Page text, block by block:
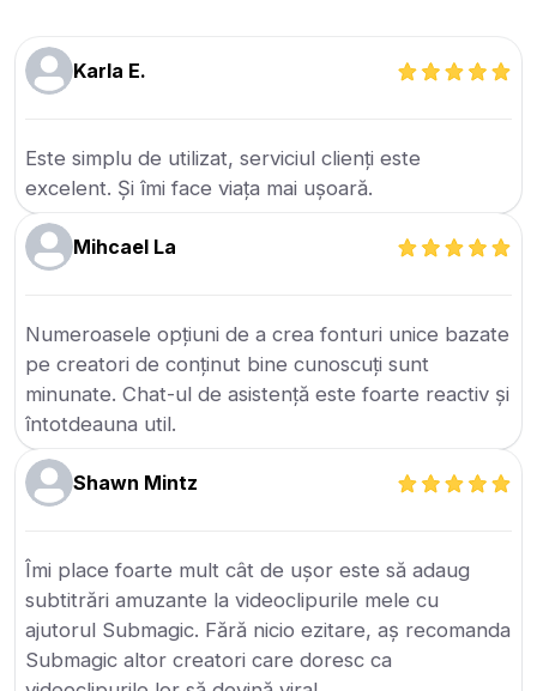
Karla E.
Este simplu de utilizat, serviciul clienți este
excelent. Și îmi face viața mai ușoară.
Mihcael La
Numeroasele opțiuni de a crea fonturi unice bazate
pe creatori de conținut bine cunoscuți sunt
minunate. Chat-ul de asistență este foarte reactiv și
întotdeauna util.
Shawn Mintz
Îmi place foarte mult cât de ușor este să adaug
subtitrări amuzante la videoclipurile mele cu
ajutorul Submagic. Fără nicio ezitare, aș recomanda
Submagic altor creatori care doresc ca